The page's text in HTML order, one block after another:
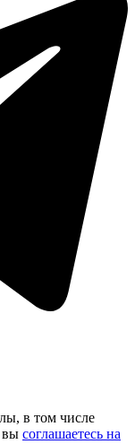
в том числе
вы соглашаетесь на